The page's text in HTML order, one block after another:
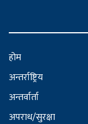
होम
अन्तर्राष्ट्रिय
अन्तर्वार्ता
अपराध/सुरक्षा